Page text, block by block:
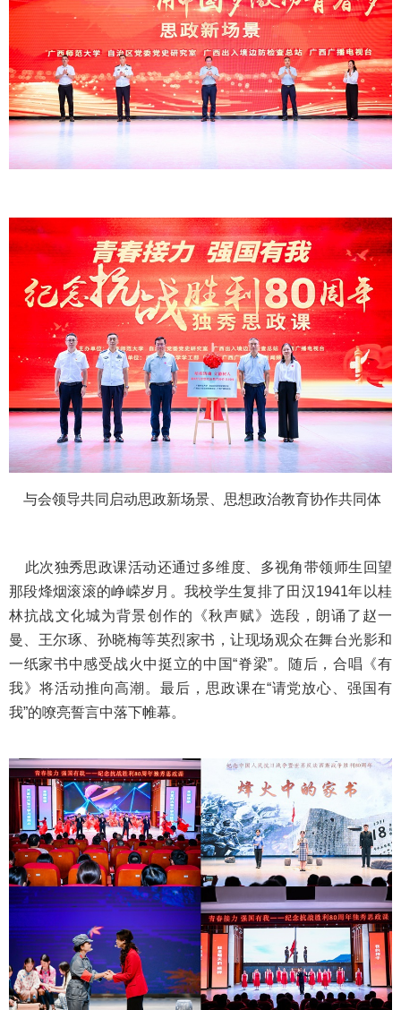
与会领导共同启动思政新场景、思想政治教育协作共同体
此次独秀思政课活动还通过多维度、多视角带领师生回望
那段烽烟滚滚的峥嵘岁月。我校学生复排了田汉1941年以桂
林抗战文化城为背景创作的《秋声赋》选段，朗诵了赵一
曼、王尔琢、孙晓梅等英烈家书，让现场观众在舞台光影和
一纸家书中感受战火中挺立的中国“脊梁”。随后，合唱《有
我》将活动推向高潮。最后，思政课在“请党放心、强国有
我”的嘹亮誓言中落下帷幕。